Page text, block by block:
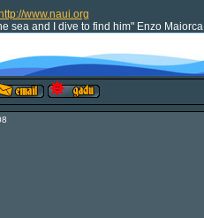
http://www.naui.org
sea and I dive to find him" Enzo Maiorca